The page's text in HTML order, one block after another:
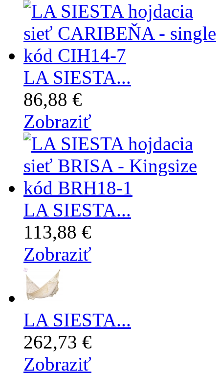
LA SIESTA...
86,88 €
Zobraziť
LA SIESTA...
113,88 €
Zobraziť
LA SIESTA...
262,73 €
Zobraziť